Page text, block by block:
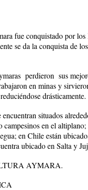
fue conquistado por
se da la conquista de
perdieron sus
en minas y
drásticamente.
situados
en el
en Chile están
ubicado en Salta y
AYMARA.